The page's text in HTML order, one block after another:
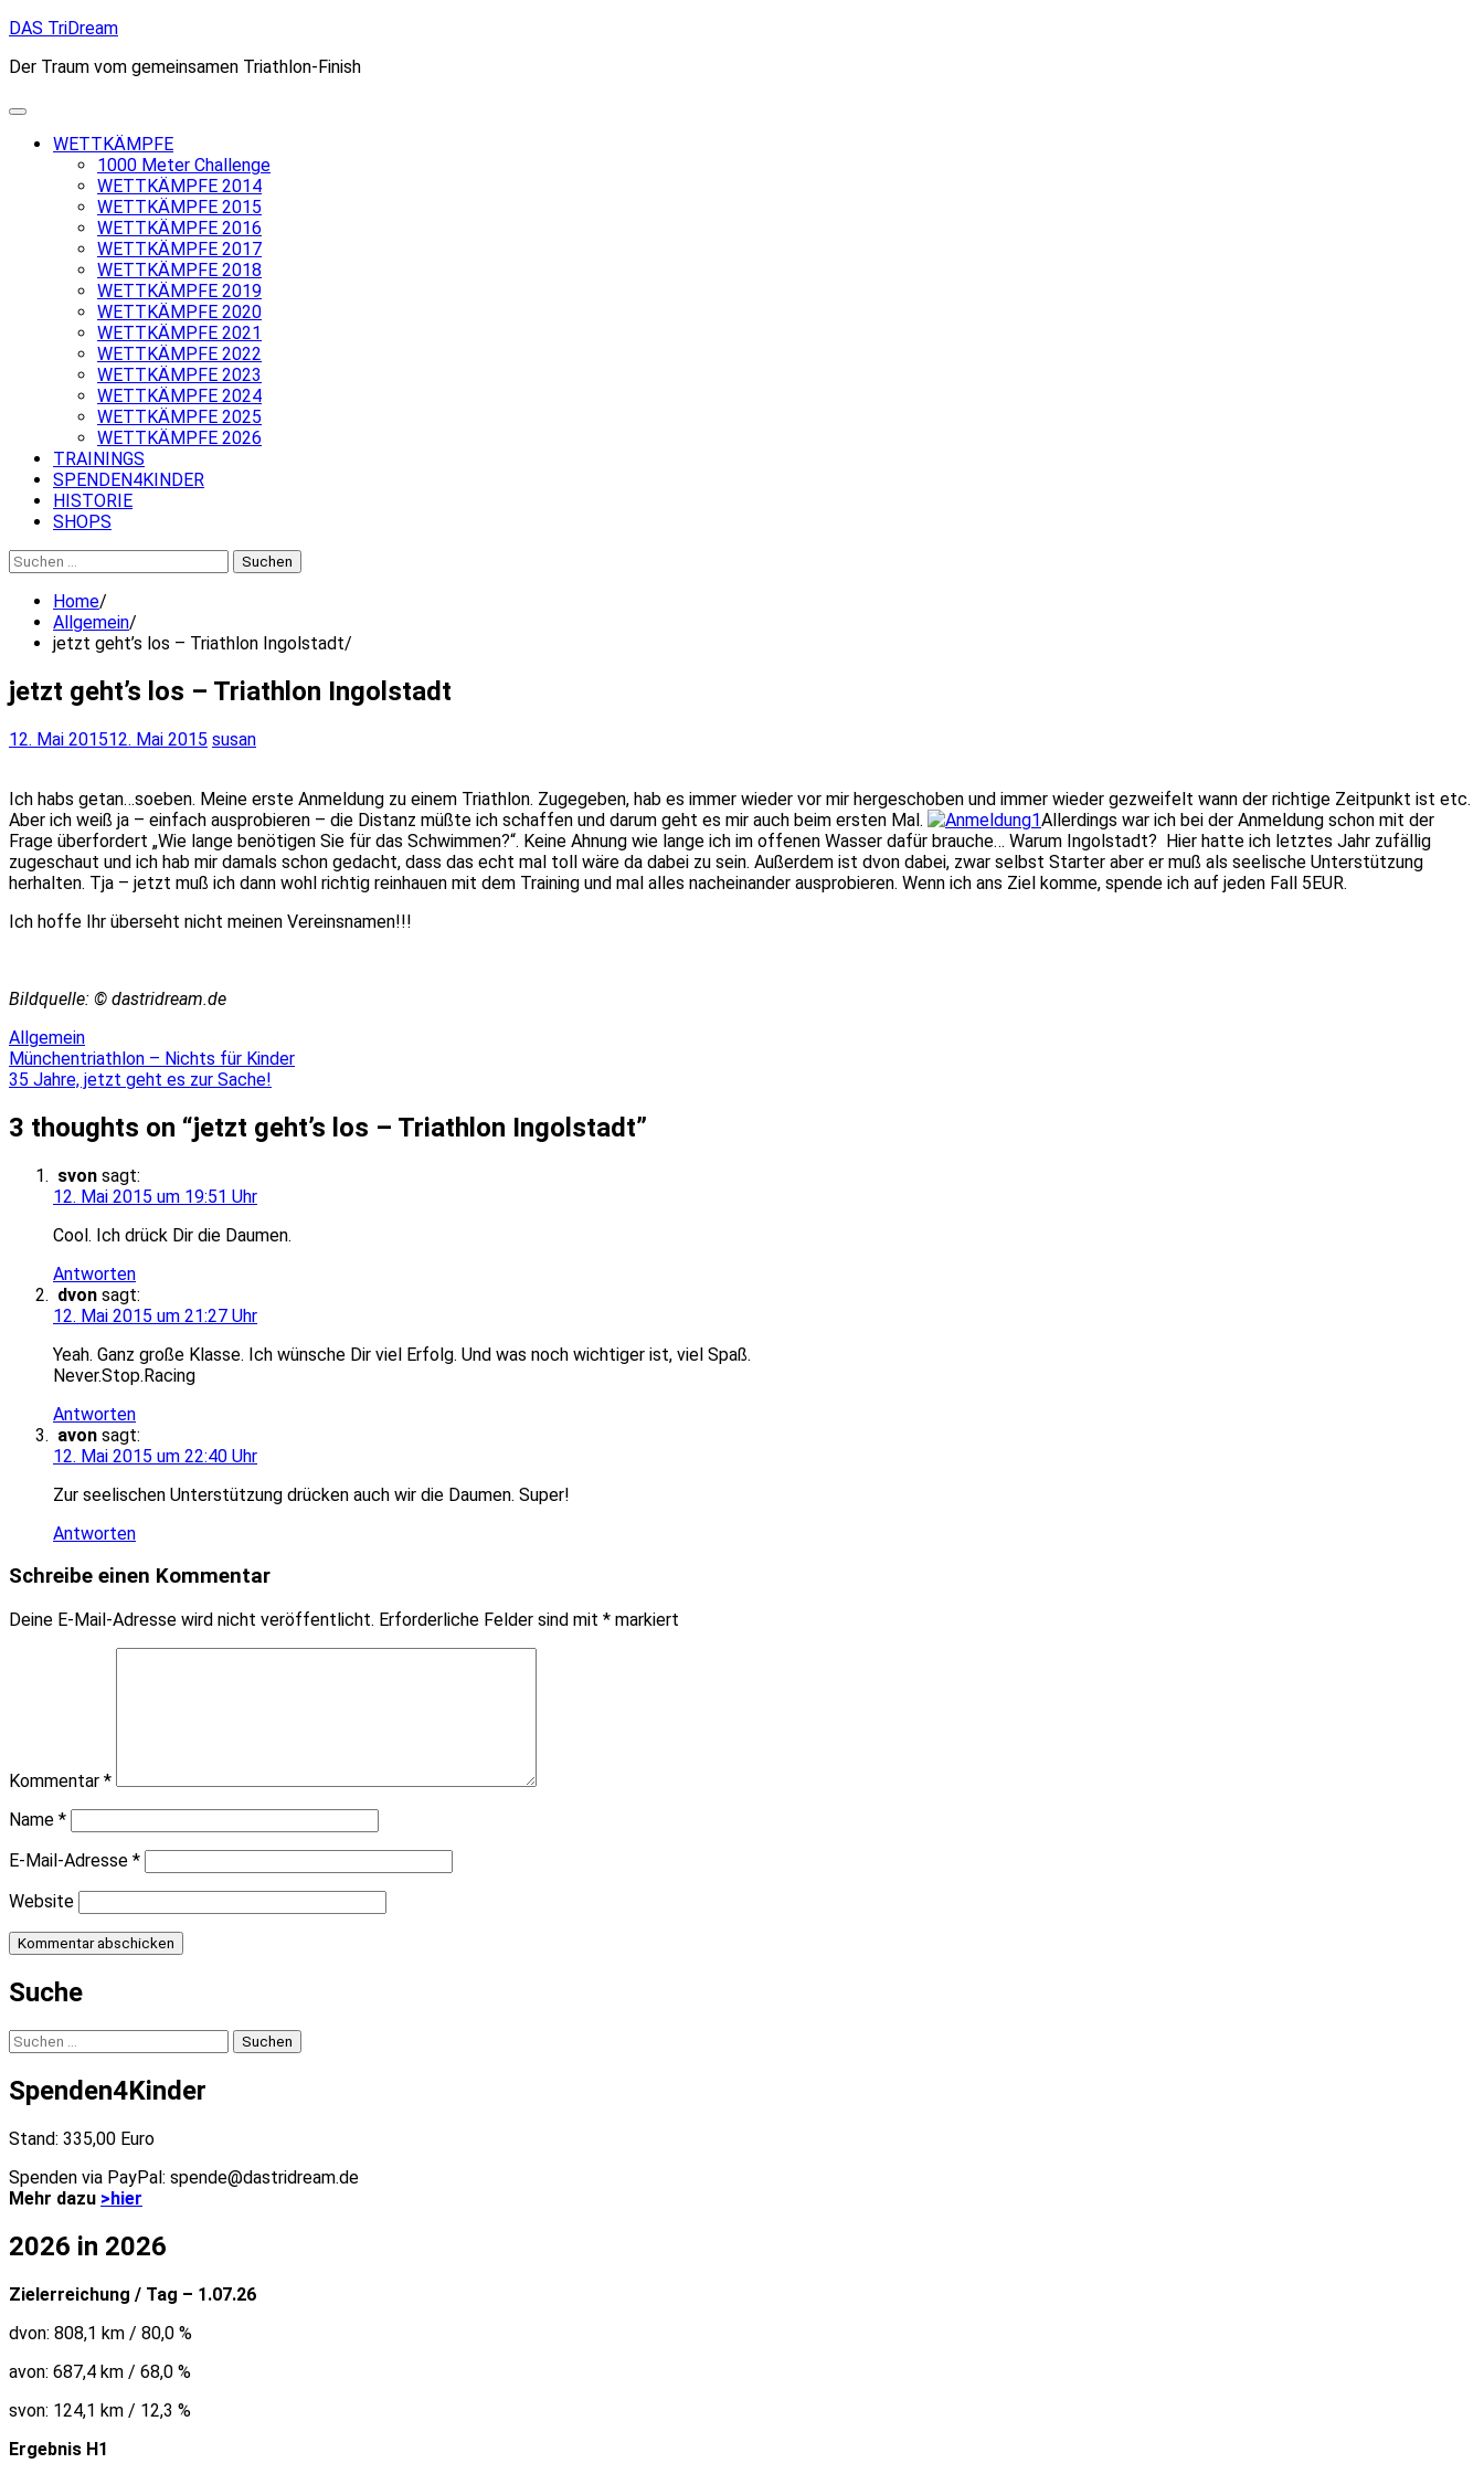
Skip
content
DAS TriDream
Der Traum vom gemeinsamen Triathlon-Finish
WETTKÄMPFE
1000 Meter Challenge
WETTKÄMPFE 2014
WETTKÄMPFE 2015
WETTKÄMPFE 2016
WETTKÄMPFE 2017
WETTKÄMPFE 2018
WETTKÄMPFE 2019
WETTKÄMPFE 2020
WETTKÄMPFE 2021
WETTKÄMPFE 2022
WETTKÄMPFE 2023
WETTKÄMPFE 2024
WETTKÄMPFE 2025
WETTKÄMPFE 2026
TRAININGS
SPENDEN4KINDER
HISTORIE
SHOPS
Suchen
nach:
Home
Allgemein
jetzt geht’s los – Triathlon Ingolstadt
jetzt geht’s los – Triathlon Ingolstadt
12. Mai 201512. Mai 2015 susan
Ich habs getan…soeben. Meine erste Anmeldung zu einem Triathlon. Zugegeben, hab es immer wieder vor mir hergeschoben und immer wieder gezweifelt wann der richtige Zeitpunkt ist etc.
Aber ich weiß ja – einfach ausprobieren – die Distanz müßte ich schaffen und darum geht es mir auch beim ersten Mal.
Allerdings war ich bei der Anmeldung schon mit der
Frage überfordert „Wie lange benötigen Sie für das Schwimmen?“. Keine Ahnung wie lange ich im offenen Wasser dafür brauche… Warum Ingolstadt? Hier hatte ich letztes Jahr zufällig
zugeschaut und ich hab mir damals schon gedacht, dass das echt mal toll wäre da dabei zu sein. Außerdem ist dvon dabei, zwar selbst Starter aber er muß als seelische Unterstützung
herhalten. Tja – jetzt muß ich dann wohl richtig reinhauen mit dem Training und mal alles nacheinander ausprobieren. Wenn ich ans Ziel komme, spende ich auf jeden Fall 5EUR.
Ich hoffe Ihr überseht nicht meinen Vereinsnamen!!!
Bildquelle: © dastridream.de
Allgemein
Beitragsnavigation
Münchentriathlon – Nichts für Kinder
35 Jahre, jetzt geht es zur Sache!
3 thoughts on “jetzt geht’s los – Triathlon Ingolstadt”
svon sagt:
12. Mai 2015 um 19:51 Uhr
Cool. Ich drück Dir die Daumen.
Antworten
dvon sagt:
12. Mai 2015 um 21:27 Uhr
Yeah. Ganz große Klasse. Ich wünsche Dir viel Erfolg. Und was noch wichtiger ist, viel Spaß.
Never.Stop.Racing
Antworten
avon sagt:
12. Mai 2015 um 22:40 Uhr
Zur seelischen Unterstützung drücken auch wir die Daumen. Super!
Antworten
Schreibe einen Kommentar
Deine E-Mail-Adresse wird nicht veröffentlicht. Erforderliche Felder sind mit * markiert
Kommentar *
Name *
E-Mail-Adresse *
Website
Suche
Suchen
nach:
Spenden4Kinder
Stand: 335,00 Euro
Spenden via PayPal: spende@dastridream.de
Mehr dazu >hier
2026 in 2026
Zielerreichung / Tag – 1.07.26
dvon: 808,1 km / 80,0 %
avon: 687,4 km / 68,0 %
svon: 124,1 km / 12,3 %
Ergebnis H1